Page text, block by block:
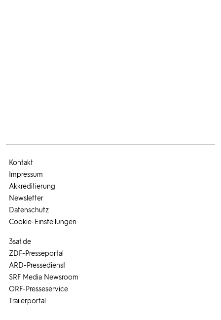
3sat.de
ZDF-Presseportal
ARD-Pressedienst
SRF Media Newsroom
ORF-Presseservice
Trailerportal
Kontakt
Impressum
Akkreditierung
Newsletter
Datenschutz
Cookie-Einstellungen